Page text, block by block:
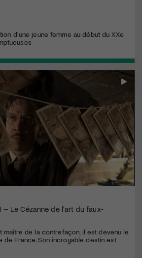
d'une jeune femme au début du XXe
– Le Cézanne de l'art du faux-
maître de la contrefaçon, il est devenu le
de France. Son incroyable destin est